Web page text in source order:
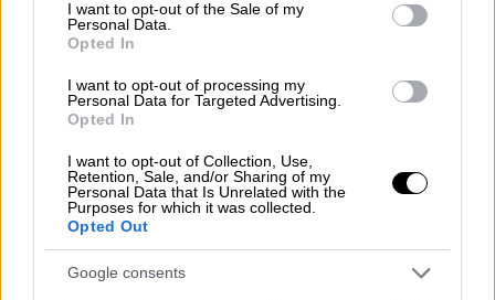
I want to opt-out of the Sale of my
Personal Data.
Opted In
I want to opt-out of processing my
Personal Data for Targeted Advertising.
Opted In
I want to opt-out of Collection, Use,
Retention, Sale, and/or Sharing of my
Personal Data that Is Unrelated with the
Purposes for which it was collected.
Opted Out
Google consents
πάρουν τις δύο νίκες που χρειάζονται ώστε
να κατακτήσουν και εφέτος το πρωτάθλημα
Ελλάδας.
Από την άλλη πλευρά, ο Παναθηναϊκός
αγωνίστηκε χωρίς τον Κώστα Σλούκα και
τον Χουάντσο, ενώ ο Φαρίντ έμεινε εκτός
εξάδας ξένων. Οι Πράσινοι, είχαν
προβληματική εικόνα στις δύο πρώτες
περιόδους, αλλά έβγαλε μεγάλη αντίδραση